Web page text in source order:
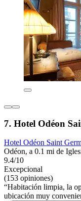
7. Hotel Odéon
Hotel Odéon Saint
Odéon, a 0.1 mi de
9.4/10
Excepcional
(153 opiniones)
“Habitación limpia, la
ubicación muy